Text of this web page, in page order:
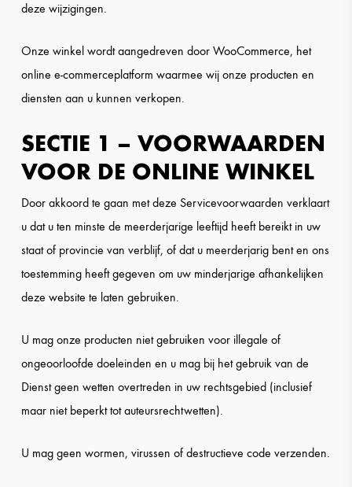
deze wijzigingen.
Onze winkel wordt aangedreven door WooCommerce, het
online e-commerceplatform waarmee wij onze producten en
diensten aan u kunnen verkopen.
SECTIE 1 – VOORWAARDEN
VOOR DE ONLINE WINKEL
Door akkoord te gaan met deze Servicevoorwaarden verklaart
u dat u ten minste de meerderjarige leeftijd heeft bereikt in uw
staat of provincie van verblijf, of dat u meerderjarig bent en ons
toestemming heeft gegeven om uw minderjarige afhankelijken
deze website te laten gebruiken.
U mag onze producten niet gebruiken voor illegale of
ongeoorloofde doeleinden en u mag bij het gebruik van de
Dienst geen wetten overtreden in uw rechtsgebied (inclusief
maar niet beperkt tot auteursrechtwetten).
U mag geen wormen, virussen of destructieve code verzenden.